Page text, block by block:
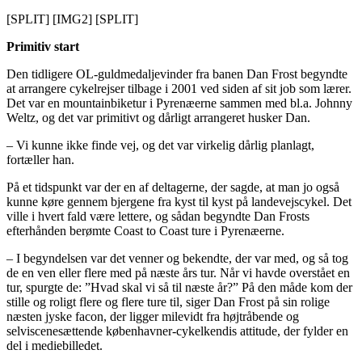
[SPLIT] [IMG2] [SPLIT]
Primitiv start
Den tidligere OL-guldmedaljevinder fra banen Dan Frost begyndte
at arrangere cykelrejser tilbage i 2001 ved siden af sit job som lærer.
Det var en mountainbiketur i Pyrenæerne sammen med bl.a. Johnny
Weltz, og det var primitivt og dårligt arrangeret husker Dan.
– Vi kunne ikke finde vej, og det var virkelig dårlig planlagt,
fortæller han.
På et tidspunkt var der en af deltagerne, der sagde, at man jo også
kunne køre gennem bjergene fra kyst til kyst på landevejscykel. Det
ville i hvert fald være lettere, og sådan begyndte Dan Frosts
efterhånden berømte Coast to Coast ture i Pyrenæerne.
– I begyndelsen var det venner og bekendte, der var med, og så tog
de en ven eller flere med på næste års tur. Når vi havde overstået en
tur, spurgte de: ”Hvad skal vi så til næste år?” På den måde kom der
stille og roligt flere og flere ture til, siger Dan Frost på sin rolige
næsten jyske facon, der ligger milevidt fra højtråbende og
selviscenesættende københavner-cykelkendis attitude, der fylder en
del i mediebilledet.